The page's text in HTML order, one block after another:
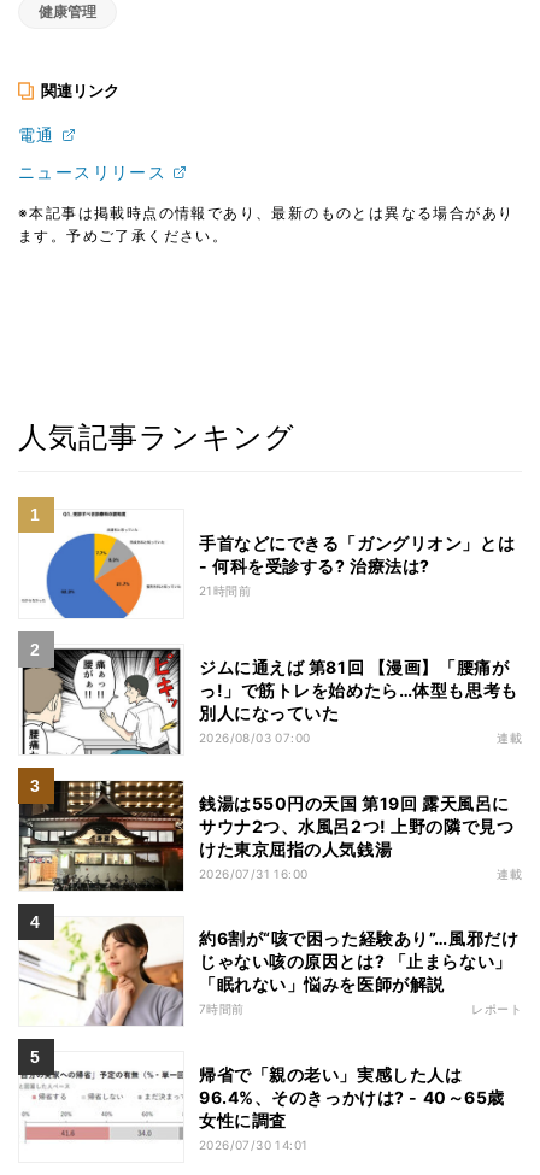
健康管理
関連リンク
電通
ニュースリリース
※本記事は掲載時点の情報であり、最新のものとは異なる場合があり
ます。予めご了承ください。
人気記事ランキング
手首などにできる「ガングリオン」とは
- 何科を受診する? 治療法は?
21時間前
ジムに通えば 第81回 【漫画】「腰痛が
っ!」で筋トレを始めたら…体型も思考も
別人になっていた
2026/08/03 07:00 連載
銭湯は550円の天国 第19回 露天風呂に
サウナ2つ、水風呂2つ! 上野の隣で見つ
けた東京屈指の人気銭湯
2026/07/31 16:00 連載
約6割が“咳で困った経験あり”…風邪だけ
じゃない咳の原因とは? 「止まらない」
「眠れない」悩みを医師が解説
7時間前 レポート
帰省で「親の老い」実感した人は
96.4%、そのきっかけは? - 40～65歳
女性に調査
2026/07/30 14:01